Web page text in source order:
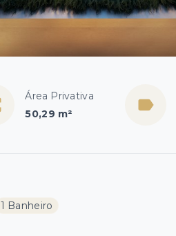
Área Privativa
50,29 m²
1 Banheiro